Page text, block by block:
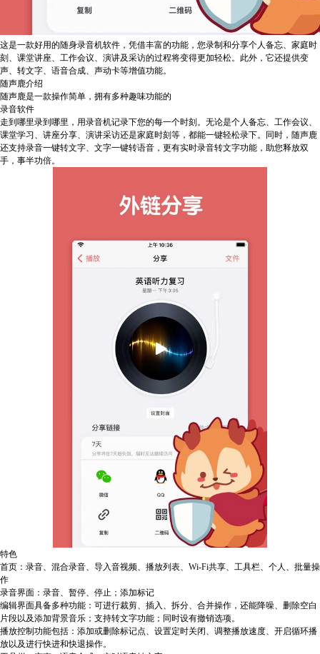
这是一款好用的随身录音机软件，凭借丰富的功能，您录制和分享个人备忘、家庭时
刻、课堂讲座、工作会议、演讲及采访的过程将变得更加轻松。此外，它还提供变
声、转文字、语音合成、声动卡等增值功能。
随声鹿介绍
随声鹿是一款操作简单，拥有多种趣味功能的
录音软件
走到哪里录到哪里，用录音机记录下您的每一个时刻。无论是个人备忘、工作会议、
课堂学习、讲座分享、演讲采访还是家庭时刻等，都能一键轻松录下。同时，随声鹿
还支持录音一键转文字、文字一键转语音，更有实时录音转文字功能，助您释放双
手，事半功倍。
特色
首页：录音、混合录音、导入音视频、播放列表、Wi-Fi共享、工具栏、个人、批量操
作
录音界面：录音、暂停、停止；添加标记
编辑界面具备多种功能：可进行裁剪、插入、拆分、合并操作，还能降噪、删除空白
片段以及添加背景音乐；支持转文字功能；同时设有撤销选项。
播放控制功能包括：添加或删除标记点、设置定时关闭、调整播放速度、开启循环播
放以及进行快进和快退操作。